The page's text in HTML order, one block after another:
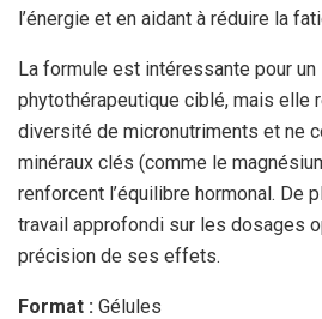
l’énergie et en aidant à réduire la
La formule est intéressante pour un
phytothérapeutique ciblé, mais elle
diversité de micronutriments et ne
minéraux clés (comme le
renforcent l’équilibre hormonal. De
travail approfondi sur les dosages
précision de ses effets.
Format : Gélules